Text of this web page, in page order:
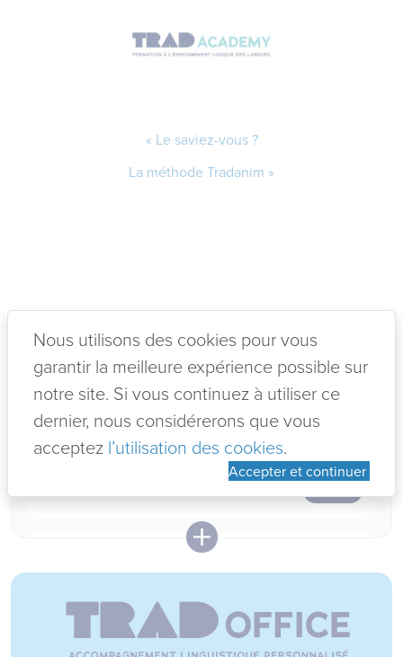
Le saviez-vous ?
La méthode Tradanim
02-07-2026
VOTRE ADO EST EN ECHEC EN
NDLS ?!
5 jours à ne pas manquer pour les
12-06-2026
KIT ANNIVERSAIRE EVEIL AUX
LANGUES
Lire +
Nous utilisons des cookies pour vous
garantir la meilleure expérience possible sur
notre site. Si vous continuez à utiliser ce
dernier, nous considérerons que vous
acceptez l’utilisation des cookies.
Accepter et continuer